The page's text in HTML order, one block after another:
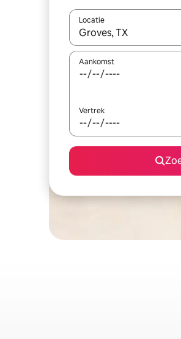
Locatie
Wanneer er suggesties
Aankomst
Vertrek